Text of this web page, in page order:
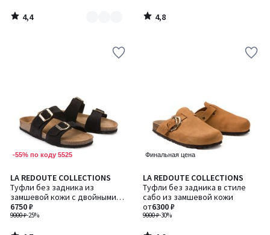
4,4
/
4,8
/
-55% по коду 5525
LA REDOUTE COLLECTIONS
Туфли без задника из
замшевой кожи с двойными
ремешками
9000 ₽-25%
6750 ₽
4,7
/ 5
Финальная цена
LA REDOUTE COLLECTIONS
Туфли без задника в стиле
сабо из замшевой кожи
9000 ₽-30%
от6300 ₽
4,6
/ 5